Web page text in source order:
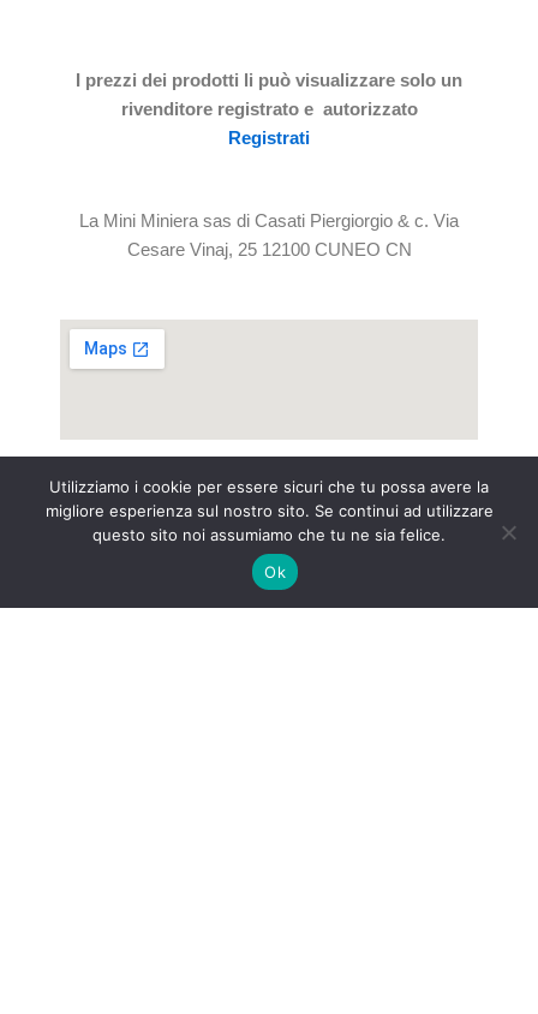
I prezzi dei prodotti li può visualizzare solo un
rivenditore registrato e autorizzato
Registrati
La Mini Miniera sas di Casati Piergiorgio & c. Via
Cesare Vinaj, 25 12100 CUNEO CN
P.I. C.F. IT 00214200040
RNET&Co. Web Agency
Utilizziamo i cookie per essere sicuri che tu possa avere la
migliore esperienza sul nostro sito. Se continui ad utilizzare
questo sito noi assumiamo che tu ne sia felice.
Ok